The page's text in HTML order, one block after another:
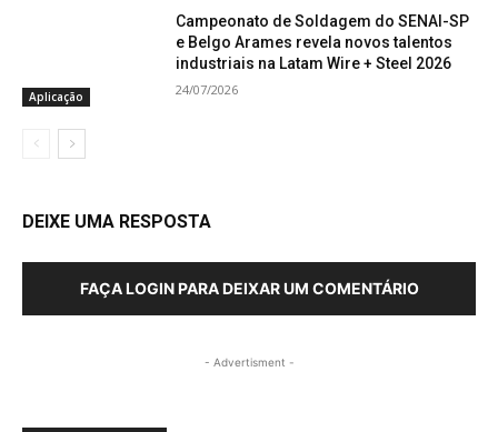
Aplicação
Campeonato de Soldagem do SENAI-SP
e Belgo Arames revela novos talentos
industriais na Latam Wire + Steel 2026
24/07/2026
DEIXE UMA RESPOSTA
FAÇA LOGIN PARA DEIXAR UM COMENTÁRIO
- Advertisment -